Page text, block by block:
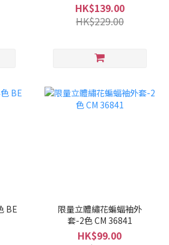
HK$139.00
HK$229.00
BE
限量立體繡花蝙蝠袖外
套-2色 CM 36841
HK$99.00